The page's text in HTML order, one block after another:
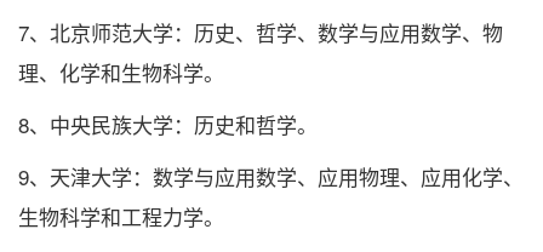
7、北京师范大学：历史、哲学、数学与应用数学、物
理、化学和生物科学。
8、中央民族大学：历史和哲学。
9、天津大学：数学与应用数学、应用物理、应用化学、
生物科学和工程力学。